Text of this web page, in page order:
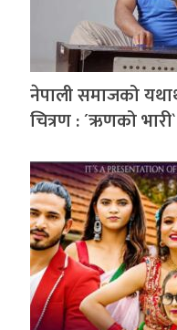
नेपाली समाजको
चित्रण : ´ऋणको भारी`